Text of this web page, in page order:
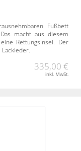
Fußbett
macht aus diesem
Rettungsinsel. Der
335,00 €
inkl. MwSt.